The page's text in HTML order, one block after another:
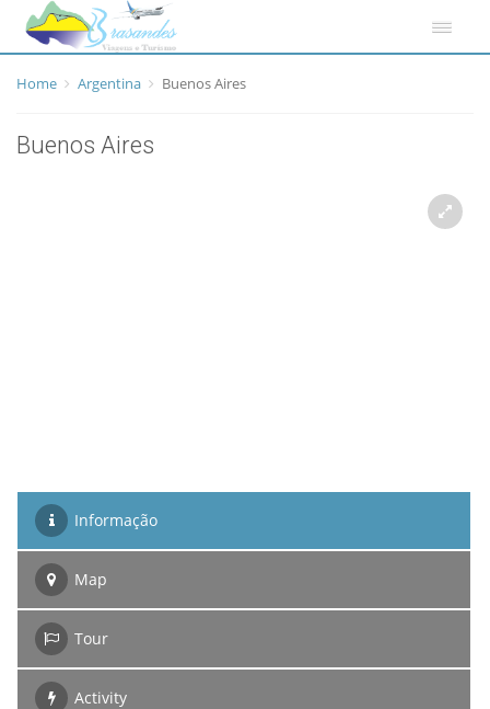
Home Argentina Buenos Aires
Buenos Aires
Informação
Map
Tour
Activity